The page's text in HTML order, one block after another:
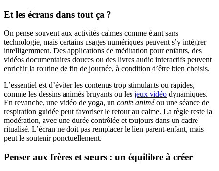
Et les écrans dans tout ça ?
On pense souvent aux activités calmes comme étant sans
technologie, mais certains usages numériques peuvent s’y intégrer
intelligemment. Des applications de méditation pour enfants, des
vidéos documentaires douces ou des livres audio interactifs peuvent
enrichir la routine de fin de journée, à condition d’être bien choisis.
L’essentiel est d’éviter les contenus trop stimulants ou rapides,
comme les dessins animés bruyants ou les jeux vidéo dynamiques.
En revanche, une vidéo de yoga, un conte animéou une séance de
respiration guidée peut favoriser le retour au calme. La règle reste la
modération, avec une durée contrôlée et toujours dans un cadre
ritualisé. L’écran ne doit pas remplacer le lien parent-enfant, mais
peut le soutenir ponctuellement.
Penser aux frères et sœurs : un équilibre à créer